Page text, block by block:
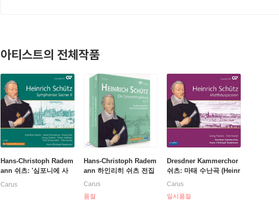
아티스트의 전체작품
Hans-Christoph Radem
ann 쉬츠: '심포니에 사
크라에(신성 교향곡)' 2권
Carus
Hans-Christoph Radem
ann 하인리히 쉬츠 전집
2권 - 마태수난곡, 요한수
승천 히스토리아, 신성교
Carus
품절
Dresdner Kammerchor
쉬츠: 마태 수난곡 (Heinr
ich Schutz: Matthauspa
덴 실내 합창단
Carus
일시품절